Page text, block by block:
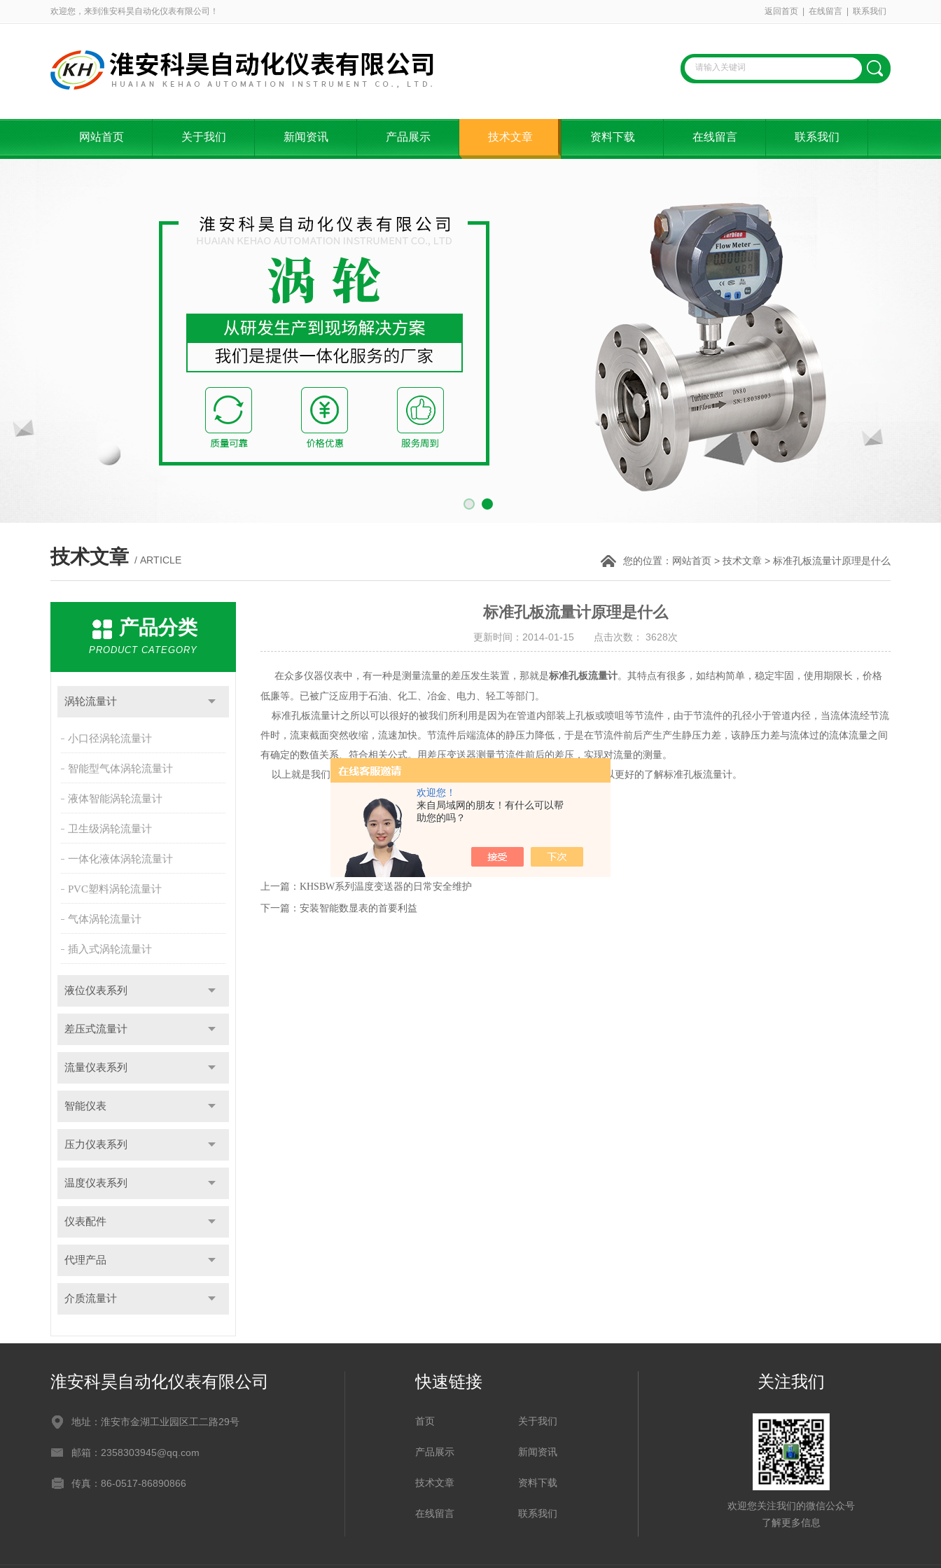
欢迎您！
来自局域网的朋友！有什么可以帮
助您的吗？
欢迎您，来到淮安科昊自动化仪表有限公司！ 返回首页 在线留言 联系我们
网站首页 关于我们 新闻资讯 产品展示 技术文章 资料下载 在线留言 联系我们
技术文章 / ARTICLE 您的位置： 网站首页 > 技术文章 > 标准孔板流量计原理是什么
产品分类
PRODUCT CATEGORY
涡轮流量计
小口径涡轮流量计
智能型气体涡轮流量计
液体智能涡轮流量计
卫生级涡轮流量计
一体化液体涡轮流量计
PVC塑料涡轮流量计
气体涡轮流量计
插入式涡轮流量计
液位仪表系列
差压式流量计
流量仪表系列
智能仪表
压力仪表系列
温度仪表系列
仪表配件
代理产品
介质流量计
标准孔板流量计原理是什么
更新时间：2014-01-15 点击次数： 3628次
在众多仪器仪表中，有一种是测量流量的差压发生装置，那就是标准孔板流量计。其特点有很多，如结构简单，稳定牢固，使用期限长，价格
低廉等。已被广泛应用于石油、化工、冶金、电力、轻工等部门。
标准孔板流量计之所以可以很好的被我们所利用是因为在管道内部装上孔板或喷咀等节流件，由于节流件的孔径小于管道内径，当流体流经节流
件时，流束截面突然收缩，流速加快。节流件后端流体的静压力降低，于是在节流件前后产生产生静压力差，该静压力差与流体过的流体流量之间
有确定的数值关系、符合相关公式。用差压变送器测量节流件前后的差压，实现对流量的测量。
以上就是我们对标准孔板流量计原理进行的一些描述，希望通过这样，大家可以更好的了解标准孔板流量计。
上一篇： KHSBW系列温度变送器的日常安全维护
下一篇： 安装智能数显表的首要利益
淮安科昊自动化仪表有限公司
地址：淮安市金湖工业园区工二路29号
邮箱：2358303945@qq.com
传真：86-0517-86890866
快速链接
首页 关于我们
产品展示 新闻资讯
技术文章 资料下载
在线留言 联系我们
关注我们
欢迎您关注我们的微信公众号
了解更多信息